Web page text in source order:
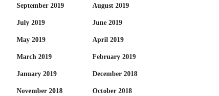
September 2019 August 2019
July 2019 June 2019
May 2019 April 2019
March 2019 February 2019
January 2019 December 2018
November 2018 October 2018